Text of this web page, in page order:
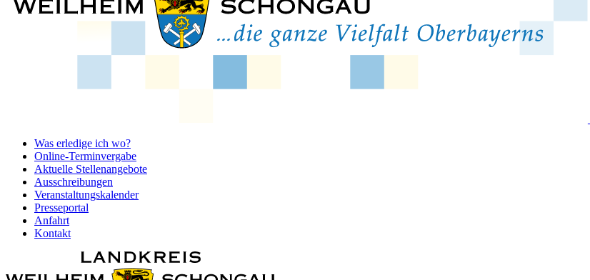
Was erledige ich wo?
Online-Terminvergabe
Aktuelle Stellenangebote
Ausschreibungen
Veranstaltungskalender
Presseportal
Anfahrt
Kontakt